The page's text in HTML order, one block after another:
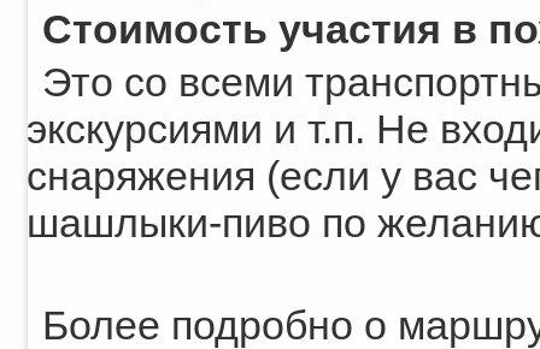
Стоимость участия в
Это со всеми
экскурсиями и т.п. Не
снаряжения (если у вас
шашлыки-пиво по
Более подробно о